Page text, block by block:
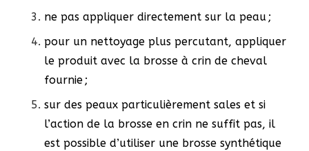
ne pas appliquer directement sur la peau ;
pour un nettoyage plus percutant, appliquer
le produit avec la brosse à crin de cheval
fournie ;
sur des peaux particulièrement sales et si
l’action de la brosse en crin ne suffit pas, il
est possible d’utiliser une brosse synthétique